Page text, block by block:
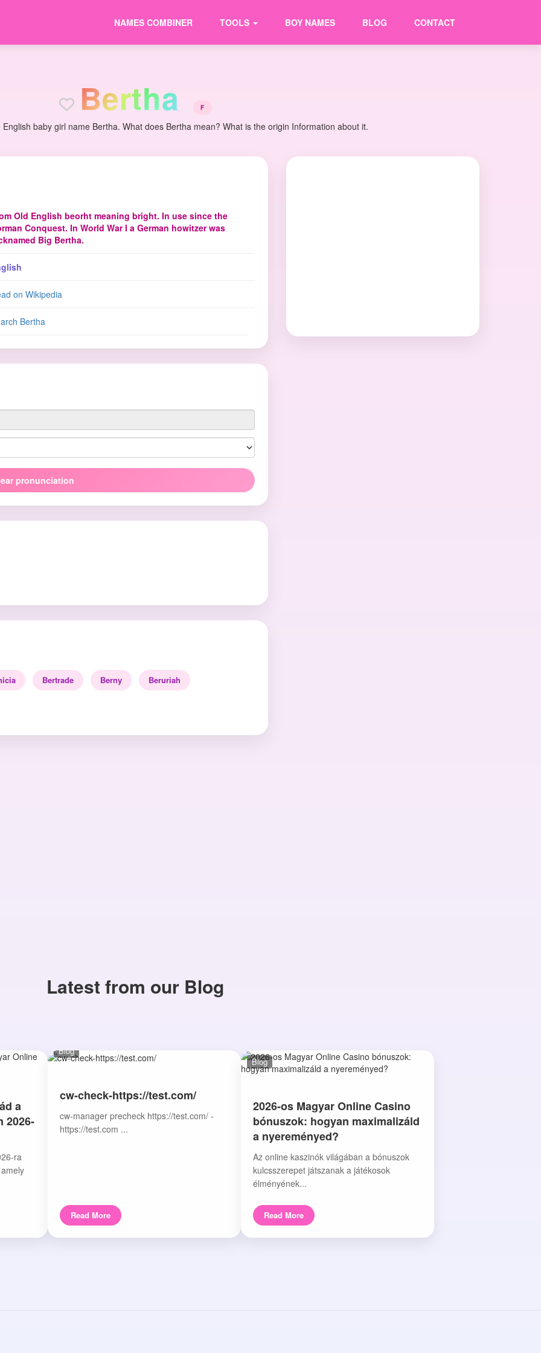
NAMES COMBINER TOOLS BOY NAMES BLOG CONTACT
Bertha F
baby girl name Bertha. What does Bertha mean? What is the origin Information about it.
Old English beorht meaning bright. In use since the
Conquest. In World War I a German howitzer was
Big Bertha.
on Wikipedia
Bertha
pronunciation
Bertrade Berny Beruriah
Latest from our Blog
a
2026-
ra
Blog
cw-check-https://test.com/
cw-manager precheck https://test.com/ -
https://test.com ...
Read More
Blog
2026-os Magyar Online Casino
bónuszok: hogyan maximalizáld
a nyereményed?
Az online kaszinók világában a bónuszok
kulcsszerepet játszanak a játékosok
élményének...
Read More